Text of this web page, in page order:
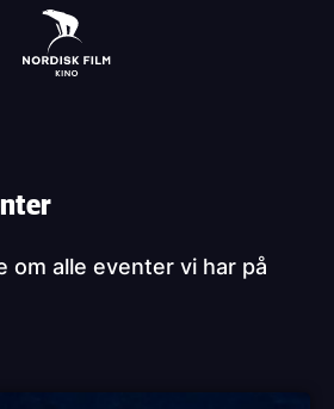
om alle eventer vi har på